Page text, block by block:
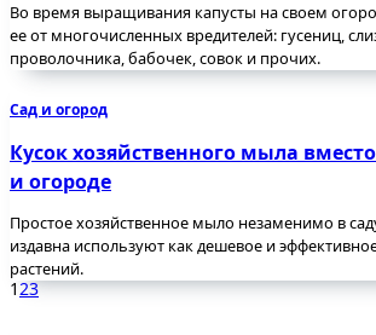
Во время выращивания капусты на своем
ее от многочисленных вредителей: гусениц,
проволочника, бабочек, совок и прочих.
Сад и огород
Кусок хозяйственного мыла
и огороде
Простое хозяйственное мыло незаменимо в
издавна используют как дешевое и
растений.
123